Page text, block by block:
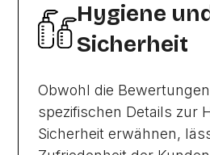
Hygiene
Sicherheit
Obwohl die
spezifischen Details zur
Sicherheit erwähnen,